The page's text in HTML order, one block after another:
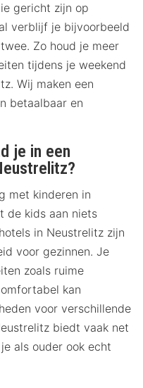
gericht zijn op
verblijf je bijvoorbeeld
Zo houd je meer
tijdens je weekend
Wij maken een
betaalbaar en
je in een
met kinderen in
de kids aan niets
in Neustrelitz zijn
voor gezinnen. Je
zoals ruime
kan
voor verschillende
biedt vaak net
als ouder ook echt